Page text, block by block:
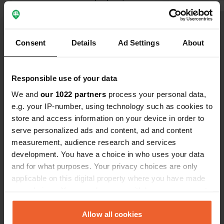
Consent Details Ad Settings About
Responsible use of your data
We and our 1022 partners process your personal data,
e.g. your IP-number, using technology such as cookies to
store and access information on your device in order to
serve personalized ads and content, ad and content
measurement, audience research and services
development. You have a choice in who uses your data
and for what purposes. Your privacy choices are only
applicable on this digital property where you have made
any time from the Cookie Declaration or by clicking on
the Privacy trigger icon.Allow all cookies
Es-tu déjà venu ici ?
Contact
Put Solina 47
23210, Grad Biograd na Moru, Croatie
Copie